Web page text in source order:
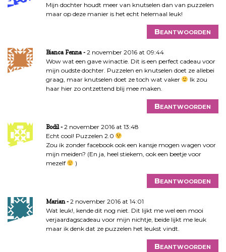
Mijn dochter houdt meer van knutselen dan van puzzelen
maar op deze manier is het echt helemaal leuk!
Beantwoorden
Bianca Fenna
2 november 2016 at 09:44
Wow wat een gave winactie. Dit is een perfect cadeau voor
mijn oudste dochter. Puzzelen en knutselen doet ze allebei
graag, maar knutselen doet ze toch wat vaker
Ik zou
haar hier zo ontzettend blij mee maken.
Beantwoorden
Bodil
2 november 2016 at 13:48
Echt cool! Puzzelen 2.0
Zou ik zonder facebook ook een kansje mogen wagen voor
mijn meiden? (En ja, heel stiekem, ook een beetje voor
mezelf
)
Beantwoorden
Marian
2 november 2016 at 14:01
Wat leuk!, kende dit nog niet. Dit lijkt me wel een mooi
verjaardagscadeau voor mijn nichtje, beide lijkt me leuk
maar ik denk dat ze puzzelen het leukst vindt.
Beantwoorden